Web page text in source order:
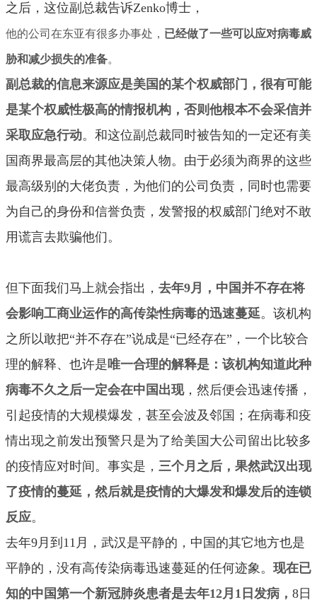
之后，这位副总裁告诉Zenko博士，
他的公司在东亚有很多办事处 ， 已经做了一些可以应对病毒威
胁和减少损失的准备。
副总裁的信息来源应是美国的某个权威部门，很有可能
是某个权威性极高的情报机构 ，否则他根本不会采信并
采取应急行动。和这位副总裁同时被告知的一定还有美
国商界最高层的其他决策人物。由于必须为商界的这些
最高级别的大佬负责，为他们的公司负责，同时也需要
为自己的身份和信誉负责，发警报的权威部门绝对不敢
用谎言去欺骗他们。
但下面我们马上就会指出， 去年9月，中国并不存在将
会影响工商业运作的高传染性病毒的迅速蔓延。该机构
之所以敢把“并不存在”说成是“已经存在”，一个比较合
理的解释、也许是唯一合理的解释是：该机构知道此种
病毒不久之后一定会在中国出现，然后便会迅速传播，
引起疫情的大规模爆发，甚至会波及邻国；在病毒和疫
情出现之前发出预警只是为了给美国大公司留出比较多
的疫情应对时间。事实是， 三个月之后，果然武汉出现
了疫情的蔓延，然后就是疫情的大爆发和爆发后的连锁
反应。
去年9月到11月，武汉是平静的，中国的其它地方也是
平静的，没有高传染病毒迅速蔓延的任何迹象。 现在已
知的中国第一个新冠肺炎患者是去年12月1日发病， 8日